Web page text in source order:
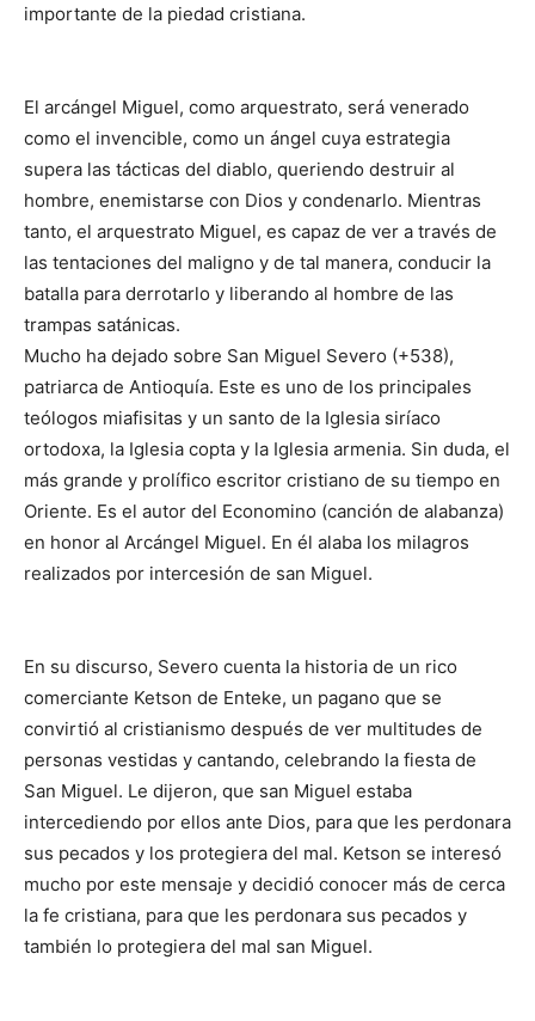
importante de la piedad cristiana.
El arcángel Miguel, como arquestrato, será venerado
como el invencible, como un ángel cuya estrategia
supera las tácticas del diablo, queriendo destruir al
hombre, enemistarse con Dios y condenarlo. Mientras
tanto, el arquestrato Miguel, es capaz de ver a través de
las tentaciones del maligno y de tal manera, conducir la
batalla para derrotarlo y liberando al hombre de las
trampas satánicas.
Mucho ha dejado sobre San Miguel Severo (+538),
patriarca de Antioquía. Este es uno de los principales
teólogos miafisitas y un santo de la Iglesia siríaco
ortodoxa, la Iglesia copta y la Iglesia armenia. Sin duda, el
más grande y prolífico escritor cristiano de su tiempo en
Oriente. Es el autor del Economino (canción de alabanza)
en honor al Arcángel Miguel. En él alaba los milagros
realizados por intercesión de san Miguel.
En su discurso, Severo cuenta la historia de un rico
comerciante Ketson de Enteke, un pagano que se
convirtió al cristianismo después de ver multitudes de
personas vestidas y cantando, celebrando la fiesta de
San Miguel. Le dijeron, que san Miguel estaba
intercediendo por ellos ante Dios, para que les perdonara
sus pecados y los protegiera del mal. Ketson se interesó
mucho por este mensaje y decidió conocer más de cerca
la fe cristiana, para que les perdonara sus pecados y
también lo protegiera del mal san Miguel.